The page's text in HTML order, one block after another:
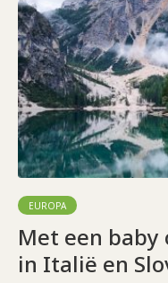
EUROPA
Met een
in Italië en